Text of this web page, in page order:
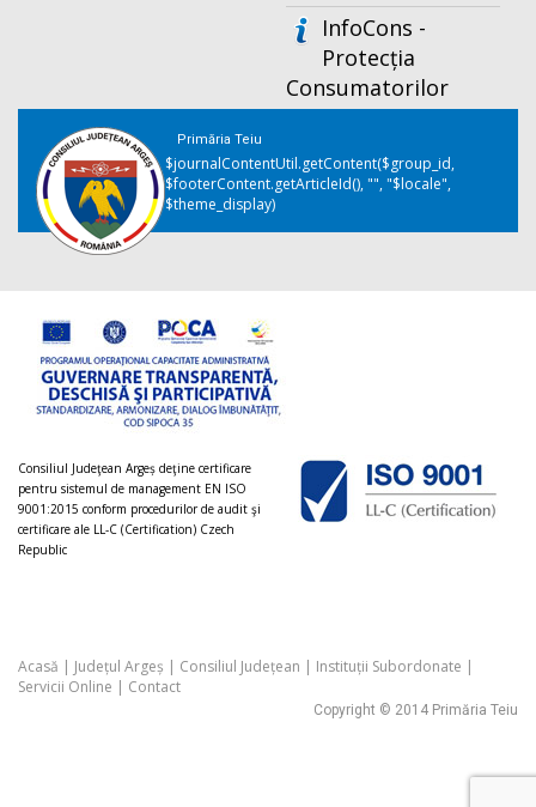
InfoCons -
Protecția
Consumatorilor
Primăria Teiu
$journalContentUtil.getContent($group_id,
$footerContent.getArticleId(), "", "$locale",
$theme_display)
Consiliul Judeţean Argeș deţine certificare
pentru sistemul de management EN ISO
9001:2015 conform procedurilor de audit şi
certificare ale LL-C (Certification) Czech
Republic
Acasă | Județul Argeș | Consiliul Județean | Instituții Subordonate |
Servicii Online | Contact
Copyright © 2014 Primăria Teiu